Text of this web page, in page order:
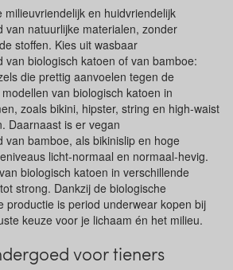
milieuvriendelijk en huidvriendelijk
van natuurlijke materialen, zonder
stoffen. Kies uit wasbaar
van biologisch katoen of van bamboe:
die prettig aanvoelen tegen de
van biologisch katoen in
zoals bikini, hipster, string en high-waist
Daarnaast is er vegan
van bamboe, als bikinislip en hoge
licht-normaal en normaal-hevig.
biologisch katoen in verschillende
strong. Dankzij de biologische
productie is period underwear kopen bij
keuze voor je lichaam én het milieu.
voor tieners